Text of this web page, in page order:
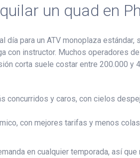
un quad en
día para un ATV monoplaza
con instructor. Muchos operadores
corta suele costar entre 200.000 y
concurridos y caros, con cielos
con mejores tarifas y menos
en cualquier temporada, así